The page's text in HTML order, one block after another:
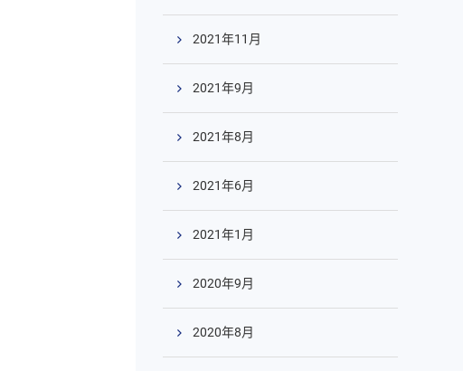
2021年11月
2021年9月
2021年8月
2021年6月
2021年1月
2020年9月
2020年8月